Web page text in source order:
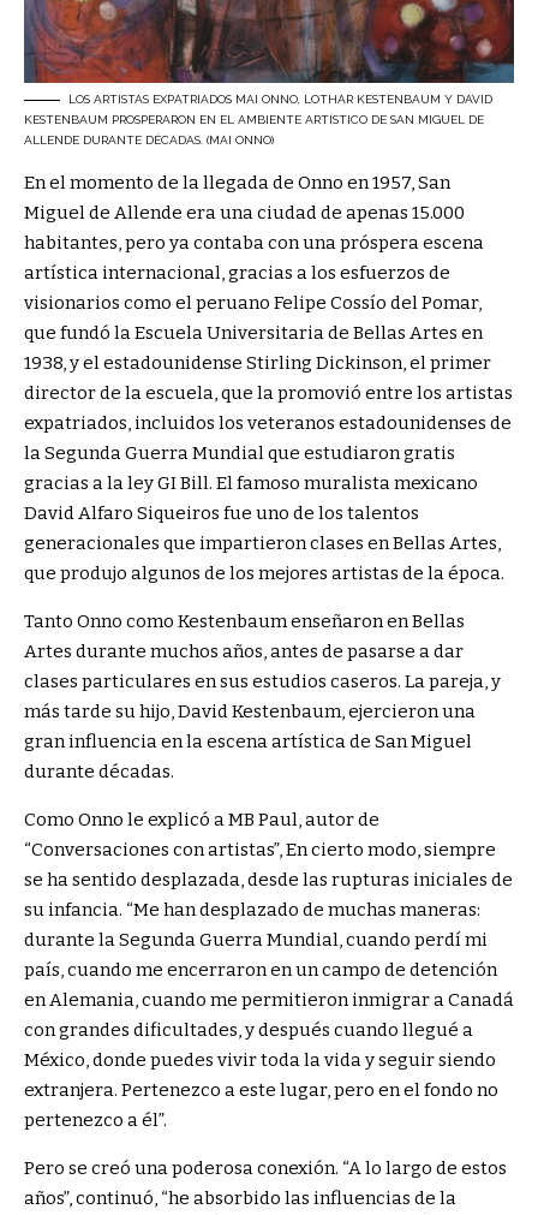
LOS ARTISTAS EXPATRIADOS MAI ONNO, LOTHAR KESTENBAUM Y DAVID
KESTENBAUM PROSPERARON EN EL AMBIENTE ARTÍSTICO DE SAN MIGUEL DE
ALLENDE DURANTE DÉCADAS. (MAI ONNO)
En el momento de la llegada de Onno en 1957, San
Miguel de Allende era una ciudad de apenas 15.000
habitantes, pero ya contaba con una próspera escena
artística internacional, gracias a los esfuerzos de
visionarios como el peruano Felipe Cossío del Pomar,
que fundó la Escuela Universitaria de Bellas Artes en
1938, y el estadounidense Stirling Dickinson, el primer
director de la escuela, que la promovió entre los artistas
expatriados, incluidos los veteranos estadounidenses de
la Segunda Guerra Mundial que estudiaron gratis
gracias a la ley GI Bill. El famoso muralista mexicano
David Alfaro Siqueiros fue uno de los talentos
generacionales que impartieron clases en Bellas Artes,
que produjo algunos de los mejores artistas de la época.
Tanto Onno como Kestenbaum enseñaron en Bellas
Artes durante muchos años, antes de pasarse a dar
clases particulares en sus estudios caseros. La pareja, y
más tarde su hijo, David Kestenbaum, ejercieron una
gran influencia en la escena artística de San Miguel
durante décadas.
Como Onno le explicó a MB Paul, autor de
“Conversaciones con artistas”,En cierto modo, siempre
se ha sentido desplazada, desde las rupturas iniciales de
su infancia. “Me han desplazado de muchas maneras:
durante la Segunda Guerra Mundial, cuando perdí mi
país, cuando me encerraron en un campo de detención
en Alemania, cuando me permitieron inmigrar a Canadá
con grandes dificultades, y después cuando llegué a
México, donde puedes vivir toda la vida y seguir siendo
extranjera. Pertenezco a este lugar, pero en el fondo no
pertenezco a él”.
Pero se creó una poderosa conexión. “A lo largo de estos
años”, continuó, “he absorbido las influencias de la